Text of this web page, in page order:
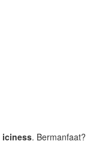
iciness. Bermanfaat?